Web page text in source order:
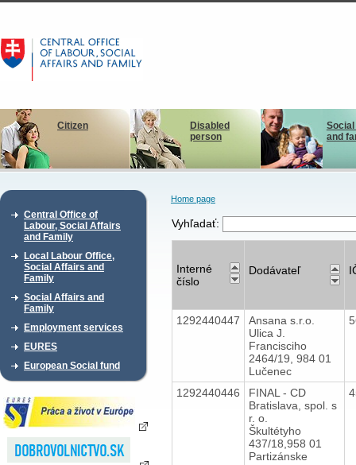
Citizen
Disabled
person
and
Central Office of
Labour, Social Affairs
and Family
Local Labour Office,
Social Affairs and
Family
Social Affairs and
Family
Employment services
EURES
European Social fund
Home page
Vyhľadať:
Interné
číslo
Dodávateľ
1292440447
Ansana s.r.o.
Ulica J.
Francisciho
2464/19, 984 01
Lučenec
1292440446
FINAL - CD
Bratislava, spol. s
r. o.
Škultétyho
437/18,958 01
Partizánske